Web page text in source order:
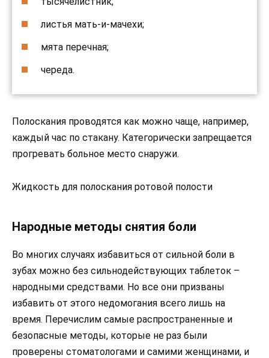
листья мать-и-мачехи;
мята перечная;
череда.
Полоскания проводятся как можно чаще, например,
каждый час по стакану. Категорически запрещается
прогревать больное место снаружи.
Жидкость для полоскания ротовой полости
Народные методы снятия боли
Во многих случаях избавиться от сильной боли в
зубах можно без сильнодействующих таблеток –
народными средствами. Но все они призваны
избавить от этого недомогания всего лишь на
время. Перечислим самые распространенные и
безопасные методы, которые не раз были
проверены стоматологами и самими женщинами, и